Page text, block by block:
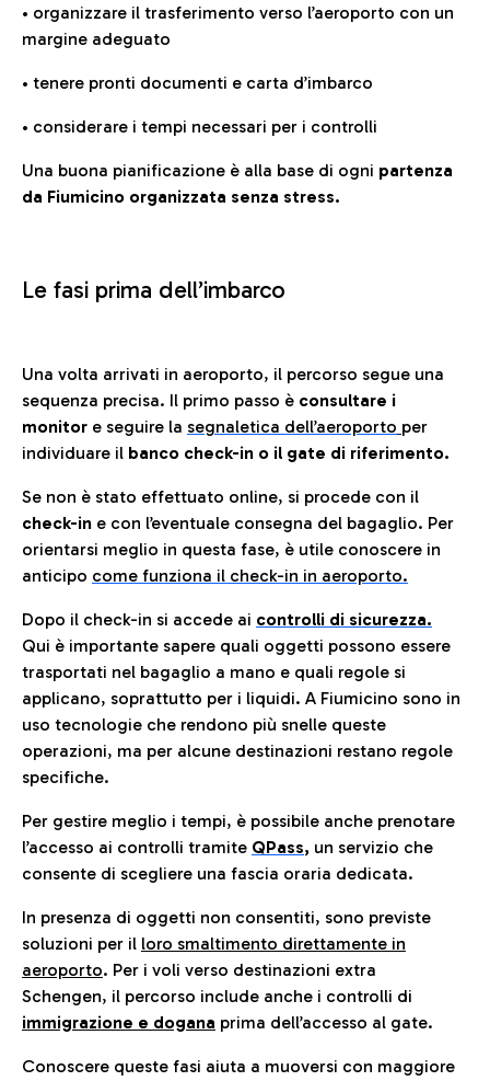
• organizzare il trasferimento verso l’aeroporto con un
margine adeguato
• tenere pronti documenti e carta d’imbarco
• considerare i tempi necessari per i controlli
Una buona pianificazione è alla base di ogni partenza
da Fiumicino organizzata senza stress.
Le fasi prima dell’imbarco
Una volta arrivati in aeroporto, il percorso segue una
sequenza precisa. Il primo passo è consultare i
monitor e seguire la segnaletica dell’aeroporto per
individuare il banco check-in o il gate di riferimento.
Se non è stato effettuato online, si procede con il
check-in e con l’eventuale consegna del bagaglio. Per
orientarsi meglio in questa fase, è utile conoscere in
anticipo come funziona il check-in in aeroporto.
Dopo il check-in si accede ai controlli di sicurezza.
Qui è importante sapere quali oggetti possono essere
trasportati nel bagaglio a mano e quali regole si
applicano, soprattutto per i liquidi. A Fiumicino sono in
uso tecnologie che rendono più snelle queste
operazioni, ma per alcune destinazioni restano regole
specifiche.
Per gestire meglio i tempi, è possibile anche prenotare
l’accesso ai controlli tramite QPass, un servizio che
consente di scegliere una fascia oraria dedicata.
In presenza di oggetti non consentiti, sono previste
soluzioni per il loro smaltimento direttamente in
aeroporto. Per i voli verso destinazioni extra
Schengen, il percorso include anche i controlli di
immigrazione e dogana prima dell’accesso al gate.
Conoscere queste fasi aiuta a muoversi con maggiore